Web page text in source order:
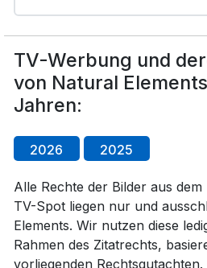
TV-Werbung und
von Natural
Jahren:
2026 2025
Alle Rechte der Bilder aus
TV-Spot liegen nur und
Elements. Wir nutzen diese
Rahmen des Zitatrechts,
vorliegenden Rechtsgutachten.